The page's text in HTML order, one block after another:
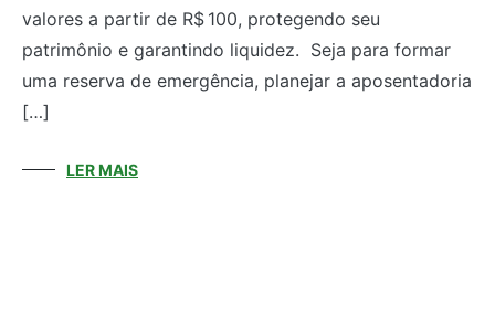
valores a partir de R$ 100, protegendo seu
patrimônio e garantindo liquidez. Seja para formar
uma reserva de emergência, planejar a aposentadoria
[…]
LER MAIS